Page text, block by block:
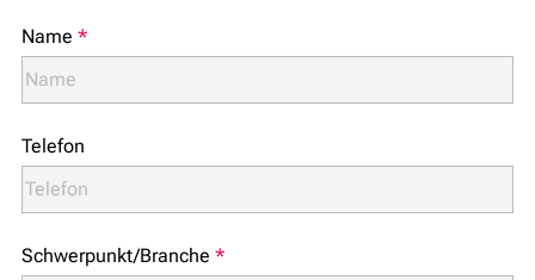
Name *
Telefon
Schwerpunkt/Branche *